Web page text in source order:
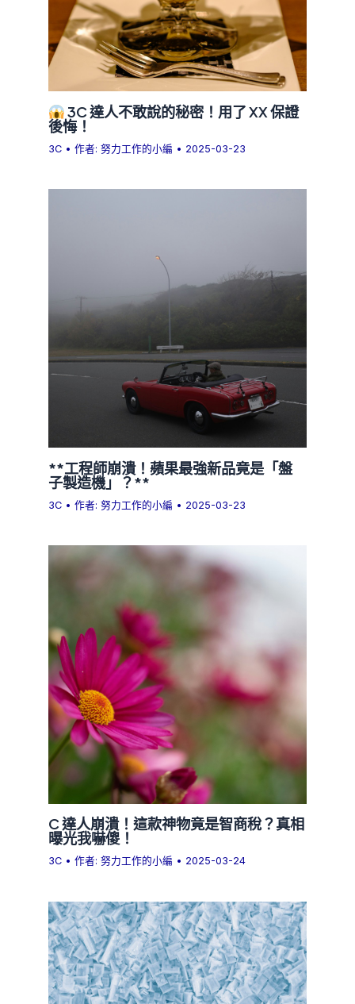
3C 達人不敢說的秘密！用了 XX 保證
後悔！
3C • 作者:努力工作的小編 • 2025-03-23
**工程師崩潰！蘋果最強新品竟是「盤
子製造機」？**
3C • 作者:努力工作的小編 • 2025-03-23
C 達人崩潰！這款神物竟是智商稅？真相
曝光我嚇傻！
3C • 作者:努力工作的小編 • 2025-03-24